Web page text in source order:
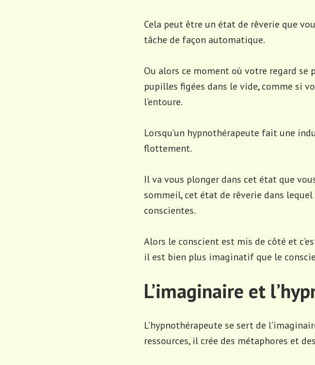
Cela peut être un état de rêverie que
tâche de façon automatique.
Ou alors ce moment où votre regard se
pupilles figées dans le vide, comme si
l’entoure.
Lorsqu’un hypnothérapeute fait une
flottement.
Il va vous plonger dans cet état que
sommeil, cet état de rêverie dans
conscientes.
Alors le conscient est mis de côté et
il est bien plus imaginatif que le
L’imaginaire et
L’hypnothérapeute se sert de
ressources, il crée des métaphores et